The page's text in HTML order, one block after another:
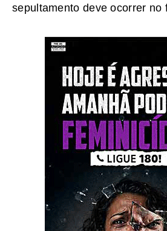
sepultamento deve ocorrer no